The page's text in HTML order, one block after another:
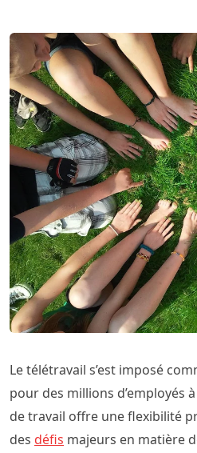
Le télétravail s’est imposé
pour des millions d’employés
de travail offre une flexibilité
des défis majeurs en matière